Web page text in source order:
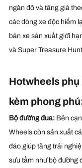
ngàn đô và tăng giá
các dòng xe độc hiếm
bản xe sản xuất giới
và Super Treasure
Hotwheels phụ
kèm phong
Bộ đường đua: Bên
Wheels còn sản xuất
đáo giúp tăng trải
sưu tầm như bộ đường